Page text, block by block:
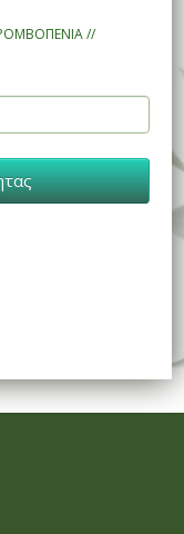
//